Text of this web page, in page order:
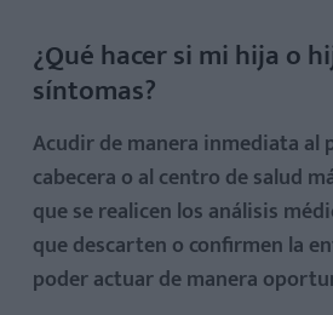
¿Qué hacer si mi hija o
síntomas?
Acudir de manera inmediata al
cabecera o al centro de salud
que se realicen los análisis
que descarten o confirmen la
poder actuar de manera